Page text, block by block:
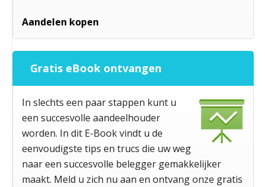
Aandelen kopen
Gratis eBook ontvangen
In slechts een paar stappen kunt u
een succesvolle aandeelhouder
worden. In dit E-Book vindt u de
eenvoudigste tips en trucs die uw weg
naar een succesvolle belegger gemakkelijker
maakt. Meld u zich nu aan en ontvang onze gratis